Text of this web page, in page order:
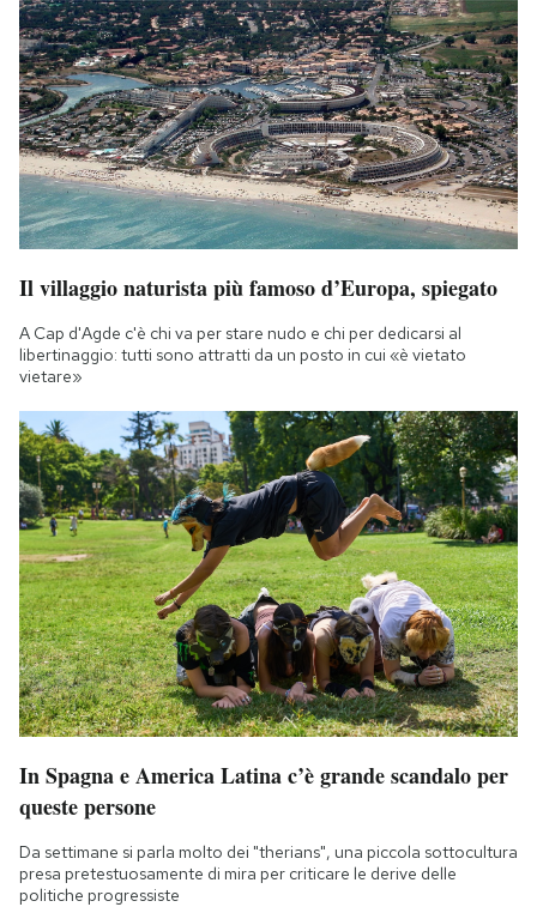
Il villaggio naturista più famoso d’Europa, spiegato
A Cap d'Agde c'è chi va per stare nudo e chi per dedicarsi al
libertinaggio: tutti sono attratti da un posto in cui «è vietato
vietare»
In Spagna e America Latina c’è grande scandalo per
queste persone
Da settimane si parla molto dei "therians", una piccola sottocultura
presa pretestuosamente di mira per criticare le derive delle
politiche progressiste